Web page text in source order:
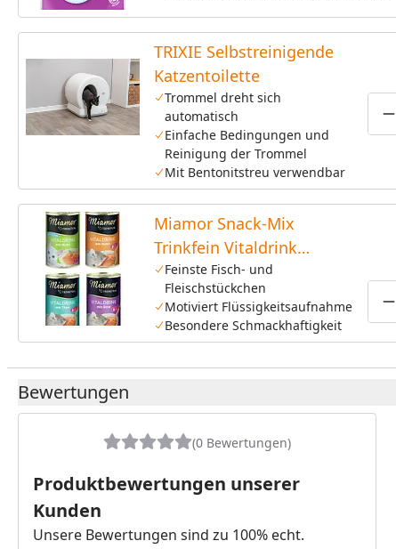
TRIXIE Selbstreinigende
Katzentoilette
Trommel dreht sich
automatisch
Einfache Bedingungen und
Reinigung der Trommel
Mit Bentonitstreu verwendbar
Miamor Snack-Mix
Trinkfein Vitaldrink
4x135ml Dose
Katzensnack
Feinste Fisch- und
Fleischstückchen
Motiviert Flüssigkeitsaufnahme
Besondere Schmackhaftigkeit
Bewertungen
(0 Bewertungen)
Produktbewertungen unserer
Kunden
Unsere Bewertungen sind zu 100% echt.